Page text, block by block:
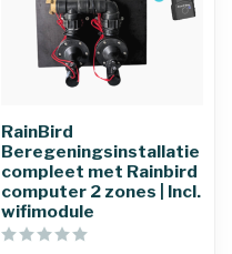
RainBird
Beregeningsinstallatie
compleet met Rainbird
computer 2 zones | Incl.
wifimodule